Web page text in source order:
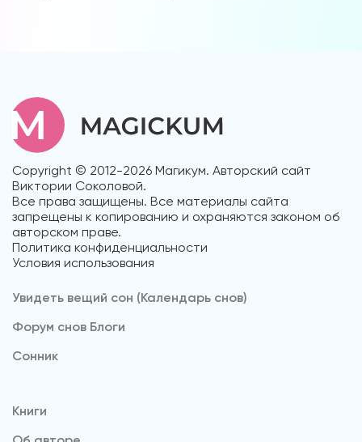
Copyright © 2012-2026 Магикум. Авторский сайт
Виктории Соколовой.
Все права защищены. Все материалы сайта
запрещены к копированию и охраняются законом об
авторском праве.
Политика конфиденциальности
Условия использования
Увидеть вещий сон (Календарь снов)
Форум снов Блоги
Cонник
Книги